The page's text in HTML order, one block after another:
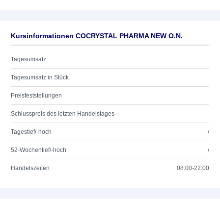
Kursinformationen COCRYSTAL PHARMA NEW O.N.
Tagesumsatz
Tagesumsatz in Stück
Preisfeststellungen
Schlusspreis des letzten Handelstages
Tagestief/-hoch /
52-Wochentief/-hoch /
Handelszeiten 08:00-22:00